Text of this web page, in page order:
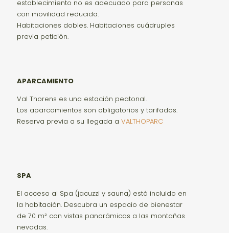
establecimiento no es adecuado para personas
con movilidad reducida.
Habitaciones dobles. Habitaciones cuádruples
previa petición.
APARCAMIENTO
Val Thorens es una estación peatonal.
Los aparcamientos son obligatorios y tarifados.
Reserva previa a su llegada a VALTHOPARC
SPA
El acceso al Spa (jacuzzi y sauna) está incluido en
la habitación. Descubra un espacio de bienestar
de 70 m² con vistas panorámicas a las montañas
nevadas.